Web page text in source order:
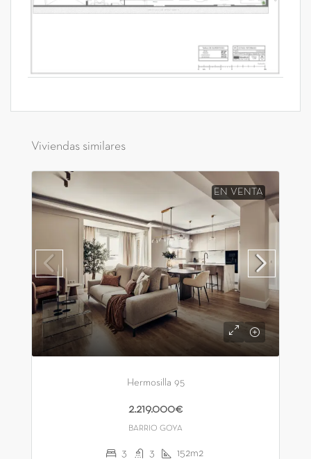
Viviendas similares
EN VENTA
Hermosilla 95
2.219.000€
BARRIO GOYA
3 3 152m2